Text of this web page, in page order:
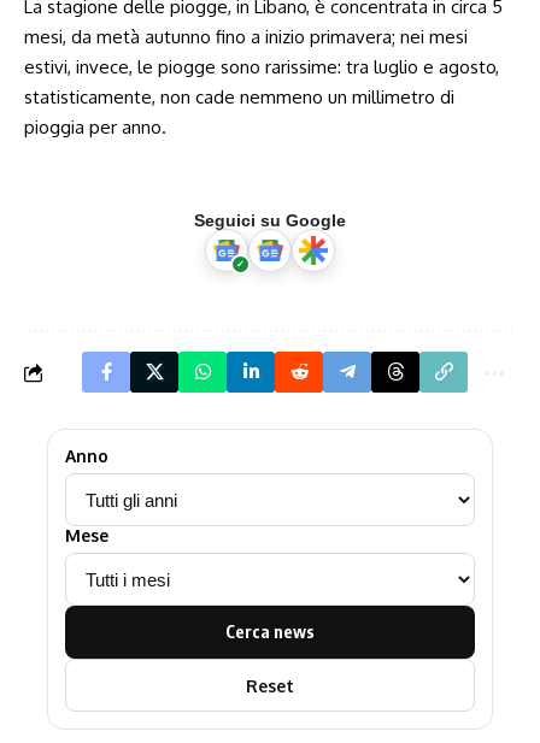
La stagione delle piogge, in Libano, è concentrata in circa 5
mesi, da metà autunno fino a inizio primavera; nei mesi
estivi, invece, le piogge sono rarissime: tra luglio e agosto,
statisticamente, non cade nemmeno un millimetro di
pioggia per anno.
Seguici su Google
Anno
Mese
Cerca news
Reset